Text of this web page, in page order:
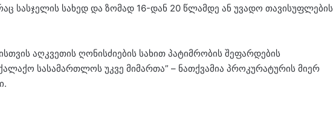
სასჯელის სახედ და ზომად 16-დან 20 წლამდე ან უვადო თავისუფლების
აღკვეთის ღონისძიების სახით პატიმრობის შეფარდების
სასამართლოს უკვე მიმართა” – ნათქვამია პროკურატურის მიერ